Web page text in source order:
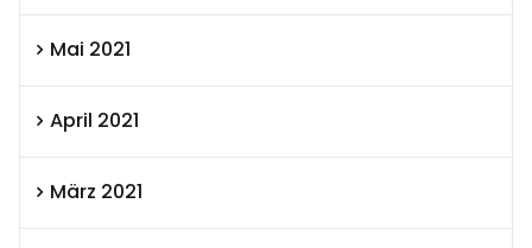
Mai 2021
April 2021
März 2021